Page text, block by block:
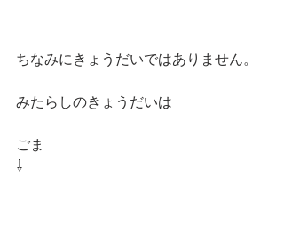
ちなみにきょうだいではありません。
みたらしのきょうだいは
ごま
⇩